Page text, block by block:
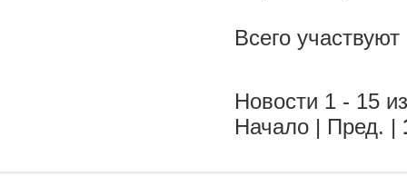
Всего
Новости 1 - 15
Начало | Пред. |